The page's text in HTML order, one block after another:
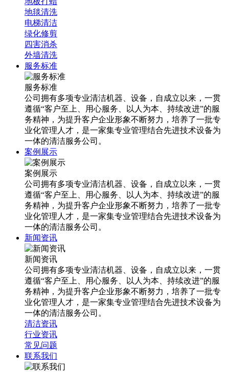
地毯清洗
电梯清洁
绿化修剪
四害消杀
外墙清洗
服务标准
服务标准
公司拥有多项专业清洁机器、设备，自成立以来，一贯
遵循“客户至上、用心服务、以人为本、持续改进”的服
务精神，为提升客户企业形象不断努力，培养了一批专
业化管理人才，是一家集专业管理结合先进技术设备为
一体的清洁服务公司。
案例展示
案例展示
公司拥有多项专业清洁机器、设备，自成立以来，一贯
遵循“客户至上、用心服务、以人为本、持续改进”的服
务精神，为提升客户企业形象不断努力，培养了一批专
业化管理人才，是一家集专业管理结合先进技术设备为
一体的清洁服务公司。
新闻资讯
新闻资讯
公司拥有多项专业清洁机器、设备，自成立以来，一贯
遵循“客户至上、用心服务、以人为本、持续改进”的服
务精神，为提升客户企业形象不断努力，培养了一批专
业化管理人才，是一家集专业管理结合先进技术设备为
一体的清洁服务公司。
清洁资讯
行业资讯
常见问题
联系我们